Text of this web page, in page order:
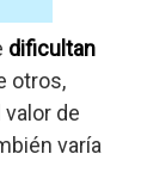
dificultan
otros,
valor de
varía